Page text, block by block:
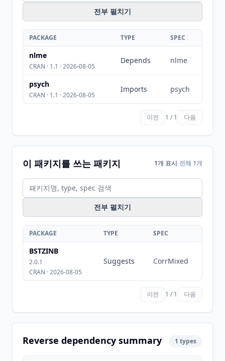
전부 펼치기
PACKAGE TYPE SPEC
nlme
CRAN · 1.1 · 2026-08-05
Depends nlme
psych
CRAN · 1.1 · 2026-08-05
Imports psych
이전 1 / 1 다음
이 패키지를 쓰는 패키지 1개 표시 전체 1개
전부 펼치기
PACKAGE TYPE SPEC
BSTZINB
2.0.1
CRAN · 2026-08-05
Suggests CorrMixed
이전 1 / 1 다음
Reverse dependency summary 1 types